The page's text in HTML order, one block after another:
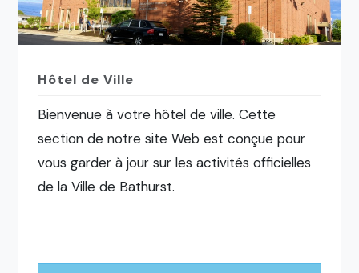
Hôtel de Ville
Bienvenue à votre hôtel de ville. Cette
section de notre site Web est conçue pour
vous garder à jour sur les activités officielles
de la Ville de Bathurst.